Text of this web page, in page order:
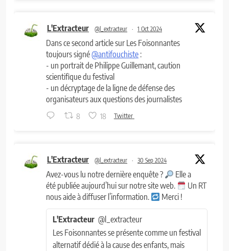
L'Extracteur @l_extracteur · 1 Oct 2024
Dans ce second article sur Les Foisonnantes
toujours signé@antifouchiste :
- un portrait de Philippe Guillemant, caution
scientifique du festival
- un décryptage de la ligne de défense des
organisateurs aux questions des journalistes
8 18 Twitter
L'Extracteur @l_extracteur · 30 Sep 2024
Avez-vous lu notre dernière enquête ?
Elle a
été publiée aujourd’hui sur notre site web.
Un RT
nous aide à diffuser l’information.
Merci !
L'Extracteur @l_extracteur
Les Foisonnantes se présente comme un festival
alternatif dédié à la cause des enfants, mais